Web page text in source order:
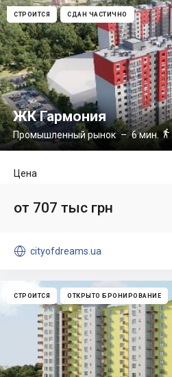
СТРОИТСЯ СДАН ЧАСТИЧНО
ЖК Гармония
Промышленный рынок– 6 мин. 
Цена
от 707 тыс грн
 cityofdreams.ua
СТРОИТСЯ ОТКРЫТО БРОНИРОВАНИЕ